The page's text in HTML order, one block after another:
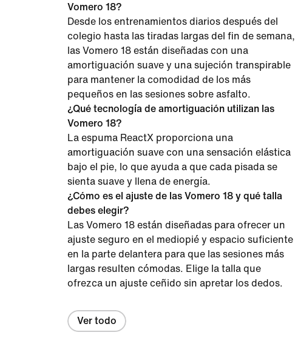
Vomero 18?
Desde los entrenamientos diarios después del
colegio hasta las tiradas largas del fin de semana,
las Vomero 18 están diseñadas con una
amortiguación suave y una sujeción transpirable
para mantener la comodidad de los más
pequeños en las sesiones sobre asfalto.
¿Qué tecnología de amortiguación utilizan las
Vomero 18?
La espuma ReactX proporciona una
amortiguación suave con una sensación elástica
bajo el pie, lo que ayuda a que cada pisada se
sienta suave y llena de energía.
¿Cómo es el ajuste de las Vomero 18 y qué talla
debes elegir?
Las Vomero 18 están diseñadas para ofrecer un
ajuste seguro en el mediopié y espacio suficiente
en la parte delantera para que las sesiones más
largas resulten cómodas. Elige la talla que
ofrezca un ajuste ceñido sin apretar los dedos.
Ver todo